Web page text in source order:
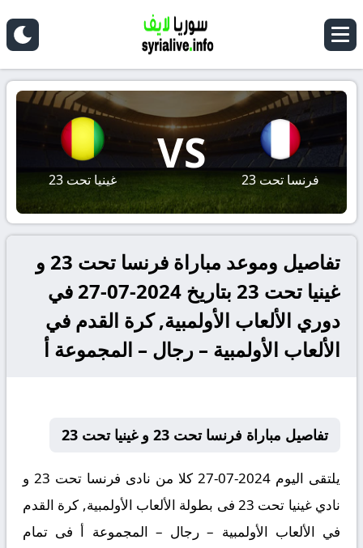
فرنسا تحت 23
VS
غينيا تحت 23
تفاصيل وموعد مباراة فرنسا تحت 23 و
غينيا تحت 23 بتاريخ 2024-07-27 في
دوري الألعاب الأولمبية, كرة القدم في
الألعاب الأولمبية – رجال – المجموعة أ
تفاصيل مباراة فرنسا تحت 23 و غينيا تحت 23
يلتقى اليوم 2024-07-27 كلا من نادى فرنسا تحت 23 و
نادي غينيا تحت 23 فى بطولة الألعاب الأولمبية, كرة القدم
في الألعاب الأولمبية – رجال – المجموعة أ فى تمام